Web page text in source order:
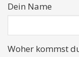
Dein Name
Woher kommst